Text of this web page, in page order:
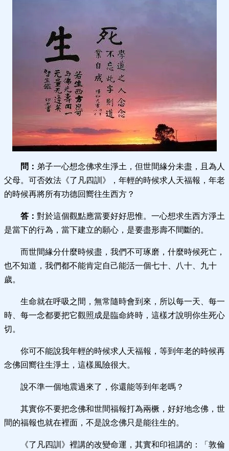
問： 弟子一心想念佛求生淨土，但世間緣分未盡，且為人
父母。可否效法《了凡四訓》，年輕的時候求人天福報，年老
的時候再將所有功德回嚮往生西方？
答： 對於這個觀點應當要好好思惟。一心想求生西方淨土
是當下的行為，當下建立的願心，是要盡形壽不間斷的。
而世間緣分什麼時候盡，我們不可琢磨，什麼時候死亡，
也不知道，我們都不能肯定自己能活一個七十、八十、九十
歲。
生命就在呼吸之間，無常隨時會到來，所以每一天、每一
時、每一念都要把它觀照成是臨命終時，這樣才說明你生死心
切。
你可不能說我年輕的時候求人天福報，等到年老的時候再
念佛回嚮往生淨土，這樣風險很大。
說不準一個地震過來了，你還能等到年老嗎？
其實你不要把念佛和世間福報打為兩橛，好好地念佛，世
間的福報也就在裡面，不是說念佛只是能往生的。
《了凡四訓》裡講的改變命運，其實和印祖講的：「敦倫